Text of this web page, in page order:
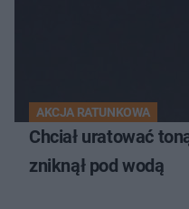
AKCJA RATUNKOWA
Chciał uratować
zniknął pod wodą